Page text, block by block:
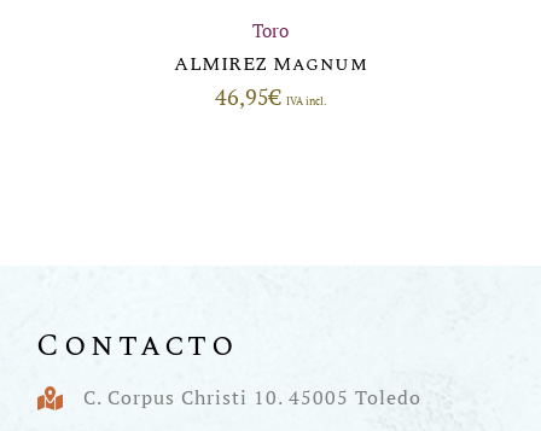
Toro
ALMIREZ Magnum
46,95€ IVA incl.
Contacto
C. Corpus Christi 10. 45005 Toledo